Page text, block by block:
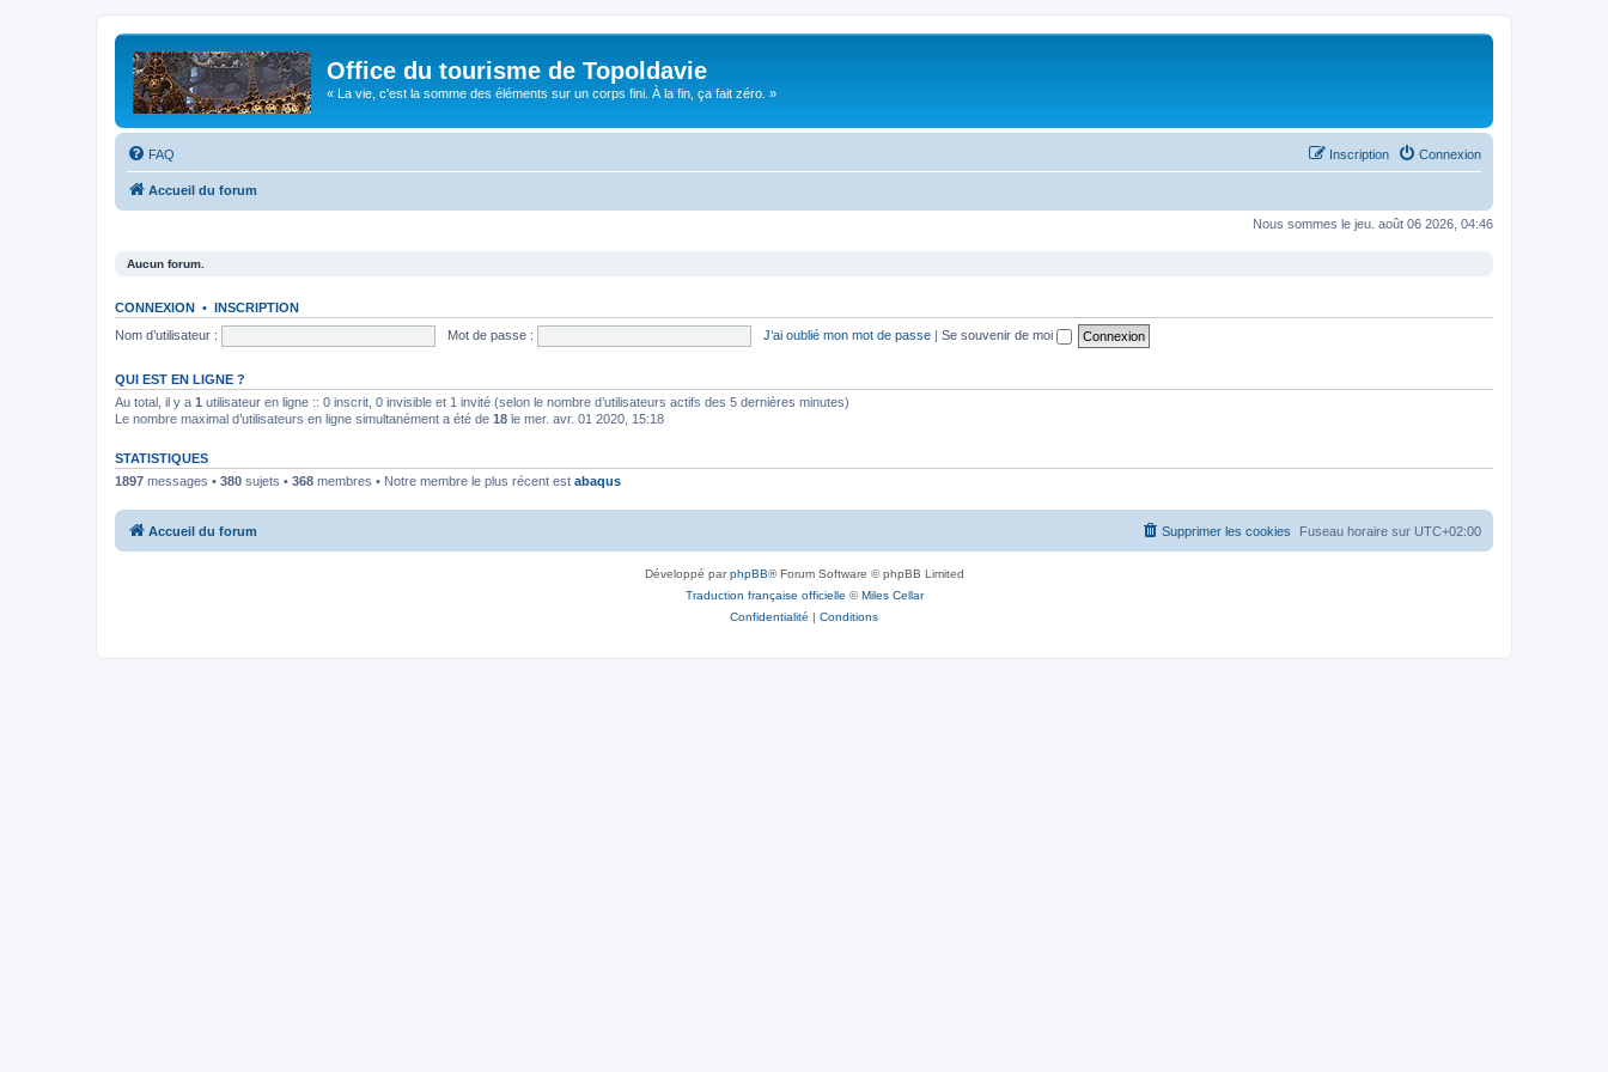
Office du tourisme de Topoldavie
« La vie, c'est la somme des éléments sur un corps fini. À la fin, ça fait zéro. »
FAQ Connexion
Inscription
Accueil du forum
Nous sommes le jeu. août 06 2026, 04:46
Aucun forum.
CONNEXION • INSCRIPTION
Nom d’utilisateur :
Mot de passe : J’ai oublié mon mot de passe | Se souvenir de moi
QUI EST EN LIGNE ?
Au total, il y a 1 utilisateur en ligne :: 0 inscrit, 0 invisible et 1 invité (selon le nombre d’utilisateurs actifs des 5 dernières minutes)
Le nombre maximal d’utilisateurs en ligne simultanément a été de 18 le mer. avr. 01 2020, 15:18
STATISTIQUES
1897 messages • 380 sujets • 368 membres • Notre membre le plus récent est abaqus
Accueil du forum Fuseau horaire sur UTC+02:00
Supprimer les cookies
Développé parphpBB® Forum Software © phpBB Limited
Traduction française officielle ©Miles Cellar
Confidentialité | Conditions